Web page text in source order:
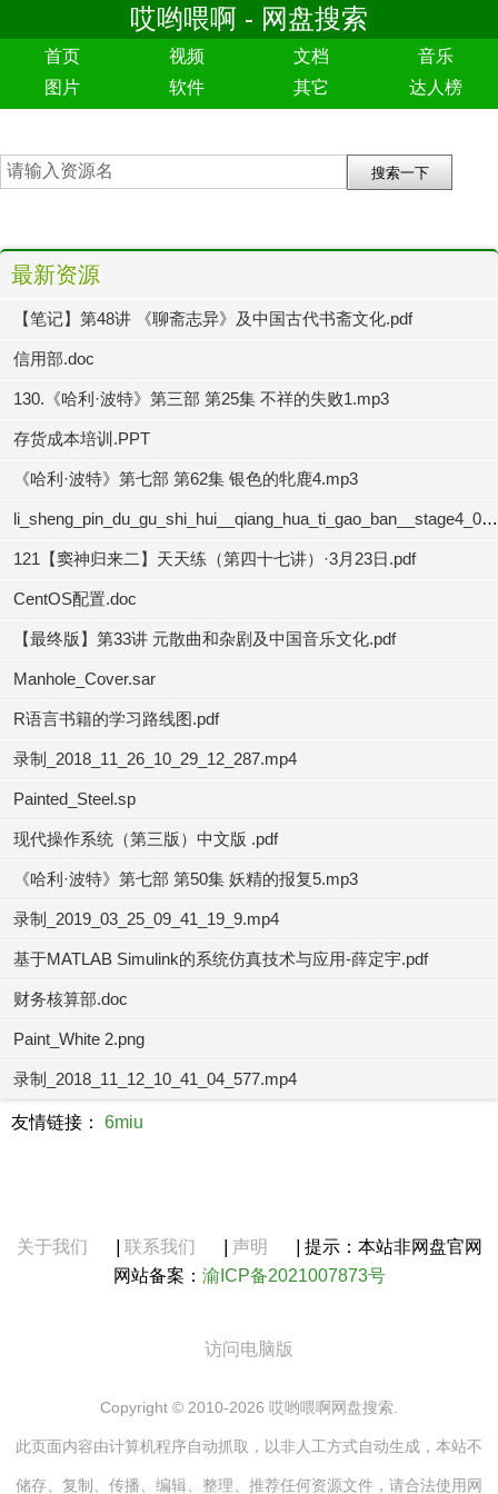
哎哟喂啊 - 网盘搜索
首页 视频 文档
音乐
图片
软件 其它 达人榜
最新资源
【笔记】第48讲 《聊斋志异》及中国古代书斋文化.pdf
信用部.doc
130.《哈利·波特》第三部 第25集 不祥的失败1.mp3
存货成本培训.PPT
《哈利·波特》第七部 第62集 银色的牝鹿4.mp3
li_sheng_pin_du_gu_shi_hui__qiang_hua_ti_gao_ban__stage4_04.mp3
121【窦神归来二】天天练（第四十七讲）·3月23日.pdf
CentOS配置.doc
【最终版】第33讲 元散曲和杂剧及中国音乐文化.pdf
Manhole_Cover.sar
R语言书籍的学习路线图.pdf
录制_2018_11_26_10_29_12_287.mp4
Painted_Steel.sp
现代操作系统（第三版）中文版 .pdf
《哈利·波特》第七部 第50集 妖精的报复5.mp3
录制_2019_03_25_09_41_19_9.mp4
基于MATLAB Simulink的系统仿真技术与应用-薛定宇.pdf
财务核算部.doc
Paint_White 2.png
录制_2018_11_12_10_41_04_577.mp4
友情链接： 6miu
关于我们 联系我们 声明
提示：本站非网盘官网
网站备案： 渝ICP备2021007873号
访问电脑版
Copyright © 2010-2026 哎哟喂啊网盘搜索.
此页面内容由计算机程序自动抓取，以非人工方式自动生成，本站不
储存、复制、传播、编辑、整理、推荐任何资源文件，请合法使用网